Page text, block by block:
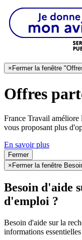
× Fermer la fenêtre
Offres
France Travail améliore
vous proposant plus
En savoir plus
Fermer
× Fermer la fenêtre
Besoin d'aide
d'emploi ?
Besoin d'aide sur la
informations